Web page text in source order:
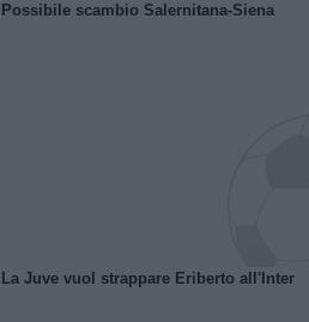
Possibile scambio Salernitana-Siena
La Juve vuol strappare Eriberto all'Inter